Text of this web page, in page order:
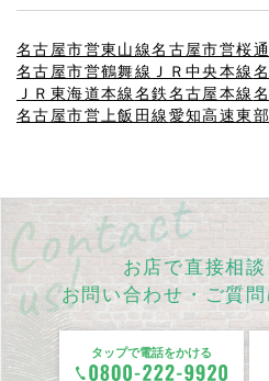
名古屋市営東山線名古屋市営桜
名古屋市営鶴舞線 ＪＲ中央本線
ＪＲ東海道本線名鉄名古屋本線
名古屋市営上飯田線愛知高速東
お店で直接相談
お問い合わせ・ご質
タップで電話をかける